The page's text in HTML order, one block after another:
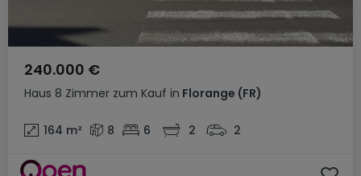
Haus 8 Zimmer zum Kauf in Florange (FR)
240.000 €
164 m² 8 6 2 2